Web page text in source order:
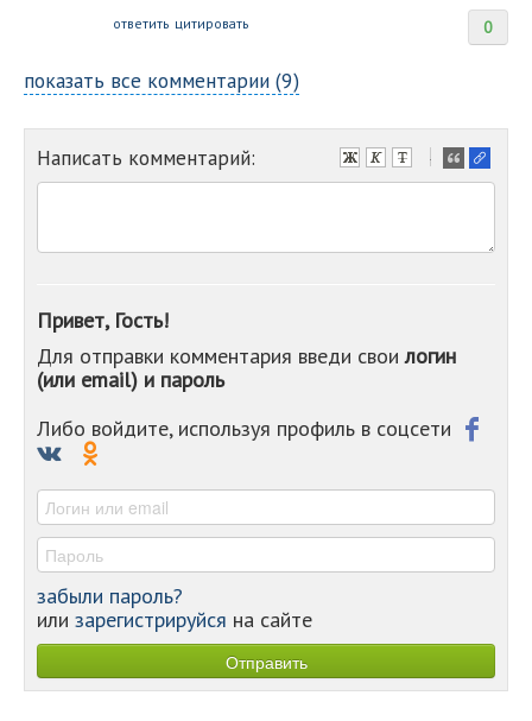
0
ответить цитировать
показать все комментарии (9)
Написать комментарий:
-
-
-
-
-
Привет, Гость!
Для отправки комментария введи своилогин
(или email) и пароль
Либо войдите, используя профиль в соцсети
забыли пароль?
или зарегистрируйся на сайте